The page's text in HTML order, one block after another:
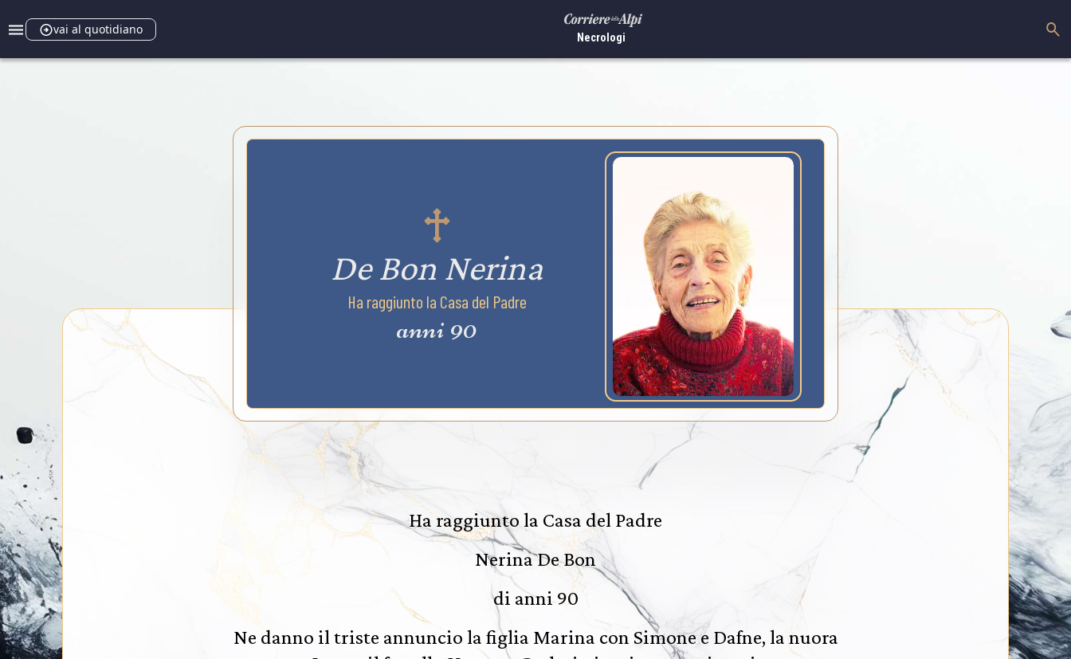
vai al quotidiano
Necrologi
De Bon Nerina
Ha raggiunto la Casa del Padre
anni 90
Ha raggiunto la Casa del Padre
Nerina De Bon
di anni 90
Ne danno il triste annuncio la figlia Marina con Simone e Dafne, la nuora